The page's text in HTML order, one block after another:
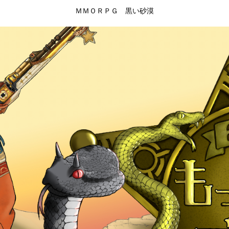
ＭＭＯＲＰＧ 黒い砂漠